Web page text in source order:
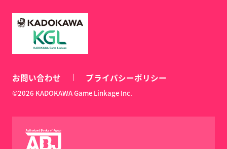
お問い合わせ プライバシーポリシー
©2026 KADOKAWA Game Linkage Inc.